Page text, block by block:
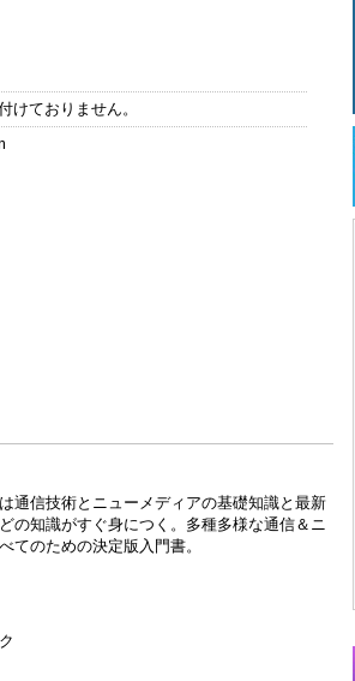
けておりません。
通信技術とニューメディアの基礎知識と最新
の知識がすぐ身につく。多種多様な通信＆ニ
てのための決定版入門書。